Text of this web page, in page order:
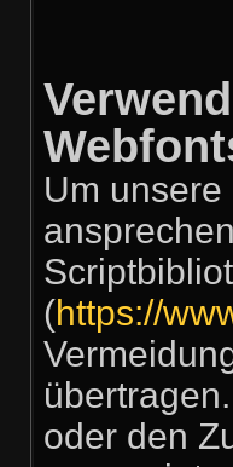
Um
(https://
oder den